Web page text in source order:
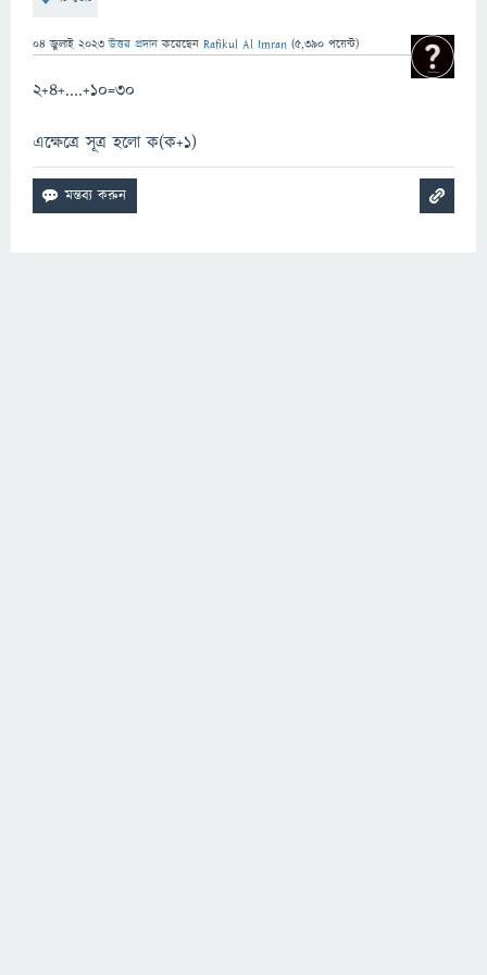
04 জুলাই 2023 উত্তর প্রদান করেছেন Rafikul Al Imran (5,390 পয়েন্ট)
2+4+....+10=30
এক্ষেত্রে সূত্র হলো ক(ক+1)